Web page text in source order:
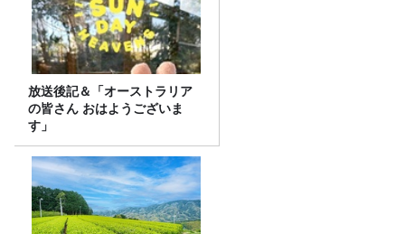
放送後記＆「オーストラリア
の皆さん おはようございま
す」